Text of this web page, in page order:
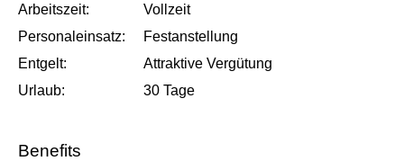
Arbeits­zeit:
Vollzeit
Personal­einsatz:
Festanstellung
Entgelt:
Attraktive Vergütung
Urlaub:
30Tage
Benefits